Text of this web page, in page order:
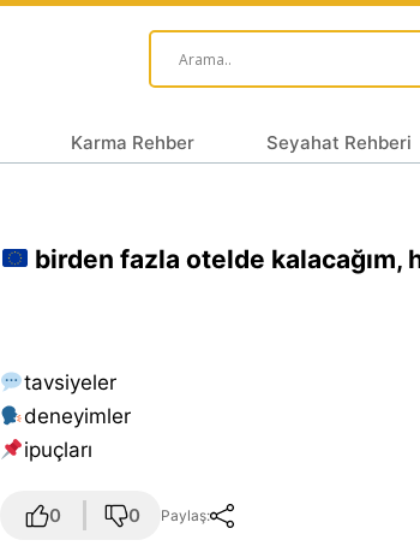
Karma Rehber Seyahat Rehberi
birden fazla otelde
tavsiyeler
deneyimler
i̇puçları
0 0 Paylaş: